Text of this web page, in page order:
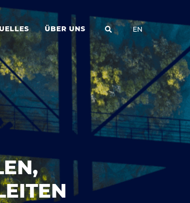
ÜBER UNS EN